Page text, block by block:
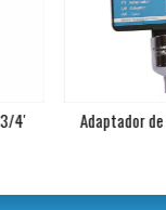
Adaptador de enchufe 3/